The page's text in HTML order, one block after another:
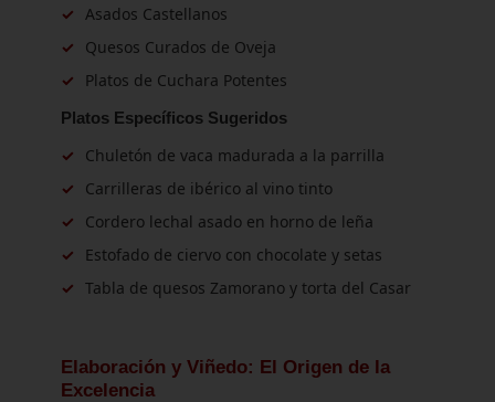
✓ Asados Castellanos
✓
Quesos Curados de Oveja
✓
Platos de Cuchara Potentes
Platos Específicos Sugeridos
✓
Chuletón de vaca madurada a la parrilla
✓
Carrilleras de ibérico al vino tinto
✓
Cordero lechal asado en horno de leña
✓
Estofado de ciervo con chocolate y setas
✓ Tabla de quesos Zamorano y torta del Casar
Elaboración y Viñedo: El Origen de la
Excelencia